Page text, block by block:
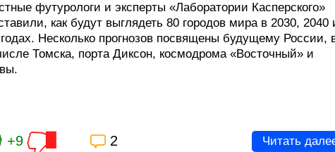
футурологи и эксперты «Лаборатории Касперского»
как будут выглядеть 80 городов мира в 2030, 2040
Несколько прогнозов посвящены будущему России,
Томска, порта Диксон, космодрома «Восточный» и
+9 2 Читать